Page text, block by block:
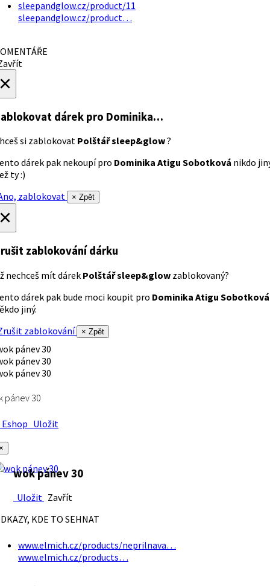
sleepandglow.cz/product/11
sleepandglow.cz/product…
dárek pro Dominika…
si zablokovat Polštář sleep&glow?
dárek pak nekoupí pro Dominika Atigu Sobotková nikdo
ty :)
zablokovat
× Zpět
zablokování dárku
nechceš mít dárek Polštář sleep&glow zablokovaný?
dárek pak bude moci koupit pro Dominika Atigu Sobotková
jiný.
zablokování
× Zpět
pánev 30
Uložit
wok pánev 30
Uložit Zavřít
KDE TO SEHNAT
www.elmich.cz/products/neprilnava…
www.elmich.cz/products…